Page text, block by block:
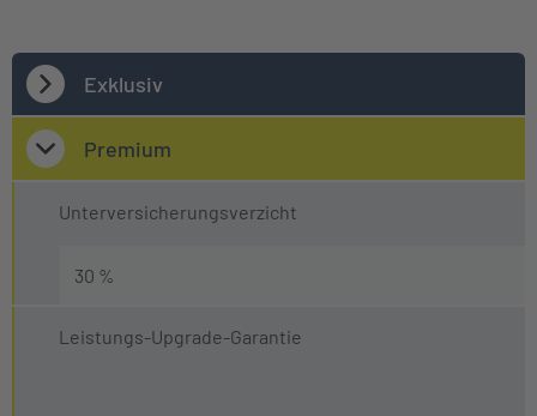
Exklusiv
Premium
Unterversicherungsverzicht
30 %
Leistungs-Upgrade-Garantie